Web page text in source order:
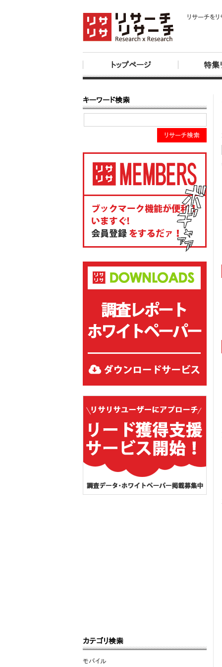
リサーチを
トップページ 特集
キーワード検索
リサーチ検索
カテゴリ検索
モバイル